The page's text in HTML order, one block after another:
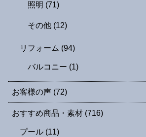
照明 (71)
その他 (12)
リフォーム (94)
バルコニー (1)
お客様の声 (72)
おすすめ商品・素材 (716)
プール (11)